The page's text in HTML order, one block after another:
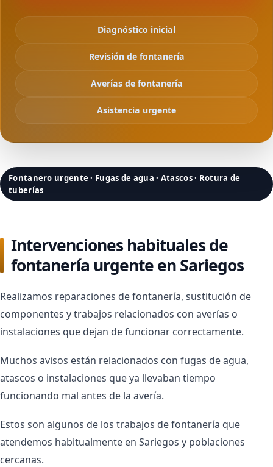
Diagnóstico inicial
Revisión de fontanería
Averías de fontanería
Asistencia urgente
Fontanero urgente · Fugas de agua · Atascos · Rotura de
tuberías
Intervenciones habituales de
fontanería urgente en Sariegos
Realizamos reparaciones de fontanería, sustitución de
componentes y trabajos relacionados con averías o
instalaciones que dejan de funcionar correctamente.
Muchos avisos están relacionados con fugas de agua,
atascos o instalaciones que ya llevaban tiempo
funcionando mal antes de la avería.
Estos son algunos de los trabajos de fontanería que
atendemos habitualmente en Sariegos y poblaciones
cercanas.